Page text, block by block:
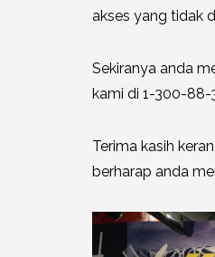
akses yang tidak
Sekiranya anda
kami di 1-300-
Terima kasih
berharap anda